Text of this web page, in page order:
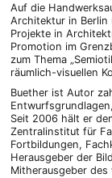
Auf die
Architektur in Berlin
Projekte in
Promotion im
zum Thema
räumlich-visuellen
Buether ist Autor
Seit 2006 hält er
Zentralinstitut für
Fortbildungen,
Herausgeber der
Mitherausgeber